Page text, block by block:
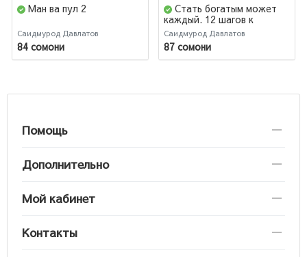
Ман ва пул 2
Саидмурод Давлатов
84 сомони
Стать богатым может
каждый. 12 шагов к
обретению финансовой
стабильности
Саидмурод Давлатов
87 сомони
Помощь
Дополнительно
Мой кабинет
Контакты